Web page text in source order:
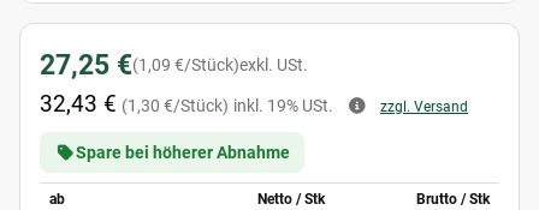
27,25 €(1,09 €/Stück)exkl. USt.
32,43 € (1,30 €/Stück) inkl. 19% USt. zzgl. Versand
Spare bei höherer Abnahme
ab Netto / Stk
Brutto / Stk